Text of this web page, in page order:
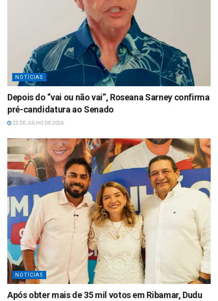
NOTÍCIAS
Depois do “vai ou não vai”, Roseana Sarney confirma
pré-candidatura ao Senado
22 DE JULHO DE 2026
NOTÍCIAS
Após obter mais de 35 mil votos em Ribamar, Dudu